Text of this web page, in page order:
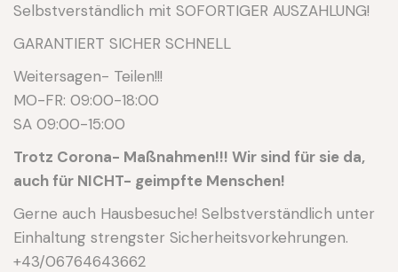
Selbstverständlich mit SOFORTIGER AUSZAHLUNG!
GARANTIERT SICHER SCHNELL
Weitersagen- Teilen!!!
MO-FR: 09:00-18:00
SA 09:00-15:00
Trotz Corona- Maßnahmen!!! Wir sind für sie da,
auch für NICHT- geimpfte Menschen!
Gerne auch Hausbesuche! Selbstverständlich unter
Einhaltung strengster Sicherheitsvorkehrungen.
+43/06764643662